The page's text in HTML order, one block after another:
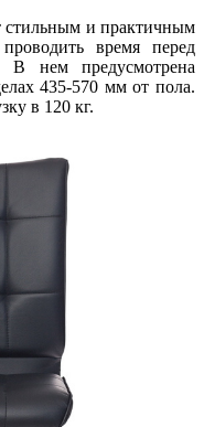
стильным и практичным
время перед
нем предусмотрена
435-570 мм от пола.
в 120 кг.